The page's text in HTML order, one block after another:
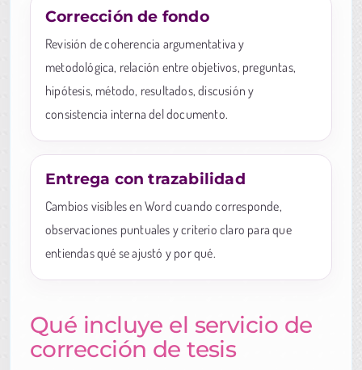
Corrección de fondo
Revisión de coherencia argumentativa y
metodológica, relación entre objetivos, preguntas,
hipótesis, método, resultados, discusión y
consistencia interna del documento.
Entrega con trazabilidad
Cambios visibles en Word cuando corresponde,
observaciones puntuales y criterio claro para que
entiendas qué se ajustó y por qué.
Qué incluye el servicio de
corrección de tesis